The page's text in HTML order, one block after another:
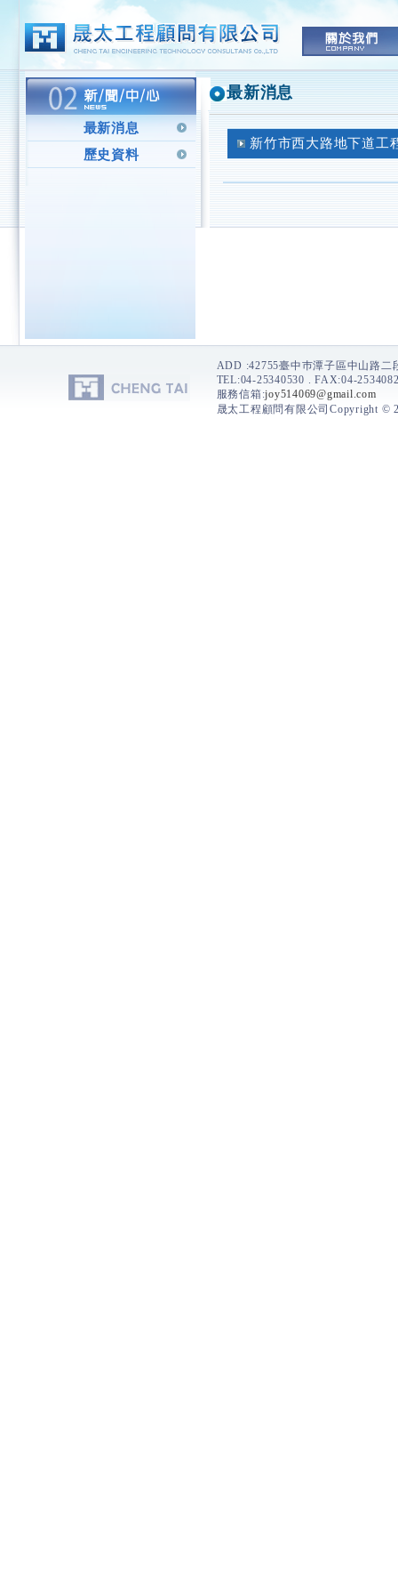
最新消息
歷史資料
最新消息
新竹市西大路地下道工
ADD :42755臺中巿潭子區中山路
TEL:04-25340530 . FAX:04-
服務信箱:joy514069@gmail.com
晟太工程顧問有限公司Copyright ©